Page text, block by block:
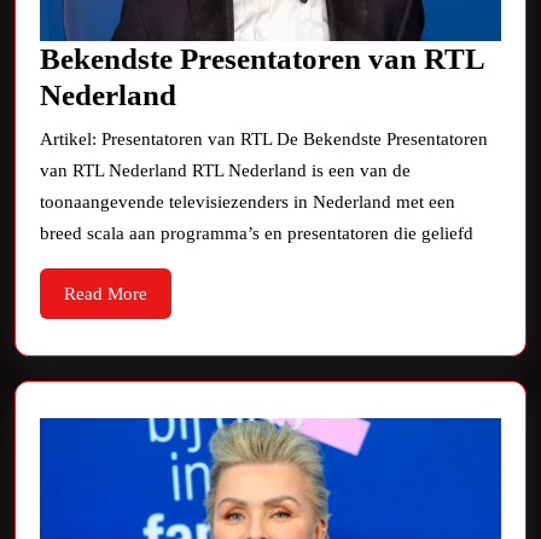
Bekendste Presentatoren van RTL
Nederland
Presentatoren
van
RTL
Nederland
Artikel: Presentatoren van RTL De Bekendste Presentatoren
van RTL Nederland RTL Nederland is een van de
toonaangevende televisiezenders in Nederland met een
breed scala aan programma’s en presentatoren die geliefd
Read More
More